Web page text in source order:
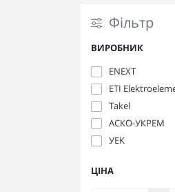
Фільтр
ВИРОБНИК
ENEXT
ETI
Takel
АСКО-УКРЕМ
УЕК
ЦІНА